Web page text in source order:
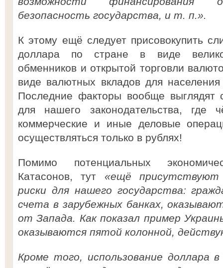
безопасность государства, и т. п.».
К этому ещё следует присовокупить
доллара по стране в виде
обменников и открытой торговли
виде валютных вкладов для
Последние факторы вообще
для нашего законодательства, где
коммерческие и иные деловые
осуществляться только в рублях!
Помимо потенциальных
Катасонов, тут «ещё присутствуют
риски для нашего государства:
счета в зарубежных банках,
от Запада. Как показал пример
оказываются пятой колонной,
Кроме того, использование доллара